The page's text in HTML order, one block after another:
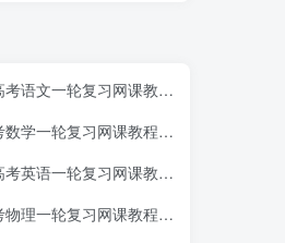
程 高三语文 上学期暑假班视频教程 百度网盘下载
高三数学 上学期暑假班视频教程 百度网盘下载
程 高三英语 上学期暑假班视频教程 百度网盘下载
高三物理 上学期暑假班视频教程 百度网盘下载